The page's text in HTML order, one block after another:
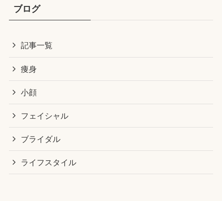
ブログ
記事一覧
痩身
小顔
フェイシャル
ブライダル
ライフスタイル